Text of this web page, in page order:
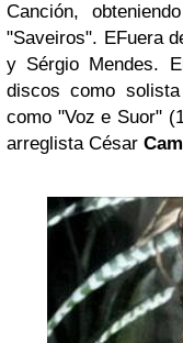
Canción,
"Saveiros". EFuera
y Sérgio Mendes.
discos como
como "Voz e Suor"
arreglista César